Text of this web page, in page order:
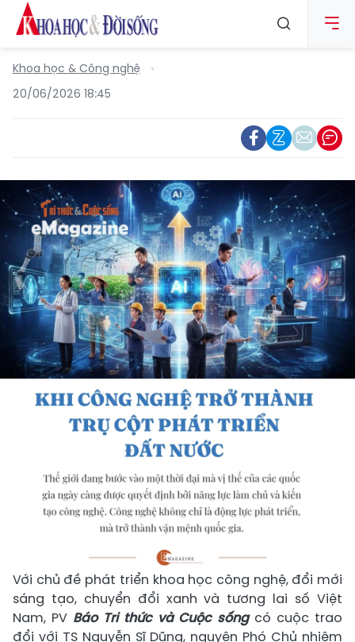
Khoa học & Công nghệ
20/06/2026 18:45
Với chủ đề phát triển khoa học công nghệ, đổi mới
sáng tạo, chuyển đổi xanh và tương lai số Việt
Nam, PV Báo Tri thức và Cuộc sốngcó cuộc trao
đổi với TS Nguyễn Sĩ Dũng, nguyên Phó Chủ nhiệm